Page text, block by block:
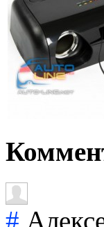
#